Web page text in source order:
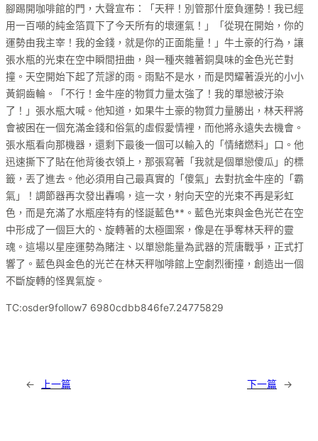
腳踢開咖啡館的門，大聲宣布：「天秤！別管那什麼負運勢！我已經
用一百噸的純金箔買下了今天所有的壞運氣！」「從現在開始，你的
運勢由我主宰！我的金錢，就是你的正面能量！」牛土豪的行為，讓
張水瓶的光束在空中瞬間扭曲，與一種夾雜著銅臭味的金色光芒對
撞。天空開始下起了荒謬的雨。雨點不是水，而是閃耀著淚光的小小
黃銅齒輪。「不行！金牛座的物質力量太強了！我的單戀被汙染
了！」張水瓶大喊。他知道，如果牛土豪的物質力量勝出，林天秤將
會被困在一個充滿金錢和俗氣的虛假愛情裡，而他將永遠失去機會。
張水瓶看向那機器，還剩下最後一個可以輸入的「情緒燃料」口。他
迅速撕下了貼在他背後衣領上，那張寫著「我就是個單戀傻瓜」的標
籤，丟了進去。他必須用自己最真實的「傻氣」去對抗金牛座的「霸
氣」！調節器再次發出轟鳴，這一次，射向天空的光束不再是彩虹
色，而是充滿了水瓶座特有的怪誕藍色**。藍色光束與金色光芒在空
中形成了一個巨大的、旋轉著的太極圖案，像是在爭奪林天秤的靈
魂。這場以星座運勢為賭注、以單戀能量為武器的荒唐戰爭，正式打
響了。藍色與金色的光芒在林天秤咖啡館上空劇烈衝撞，創造出一個
不斷旋轉的怪異氣旋。
TC:osder9follow7 6980cdbb846fe7.24775829
← 上一篇 下一篇 →